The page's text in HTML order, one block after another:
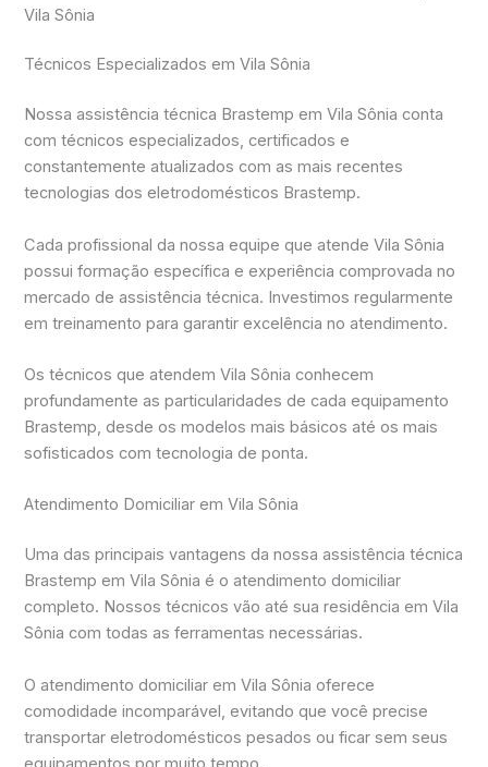
Vila Sônia
Técnicos Especializados em Vila Sônia
Nossa assistência técnica Brastemp em Vila Sônia conta
com técnicos especializados, certificados e
constantemente atualizados com as mais recentes
tecnologias dos eletrodomésticos Brastemp.
Cada profissional da nossa equipe que atende Vila Sônia
possui formação específica e experiência comprovada no
mercado de assistência técnica. Investimos regularmente
em treinamento para garantir excelência no atendimento.
Os técnicos que atendem Vila Sônia conhecem
profundamente as particularidades de cada equipamento
Brastemp, desde os modelos mais básicos até os mais
sofisticados com tecnologia de ponta.
Atendimento Domiciliar em Vila Sônia
Uma das principais vantagens da nossa assistência técnica
Brastemp em Vila Sônia é o atendimento domiciliar
completo. Nossos técnicos vão até sua residência em Vila
Sônia com todas as ferramentas necessárias.
O atendimento domiciliar em Vila Sônia oferece
comodidade incomparável, evitando que você precise
transportar eletrodomésticos pesados ou ficar sem seus